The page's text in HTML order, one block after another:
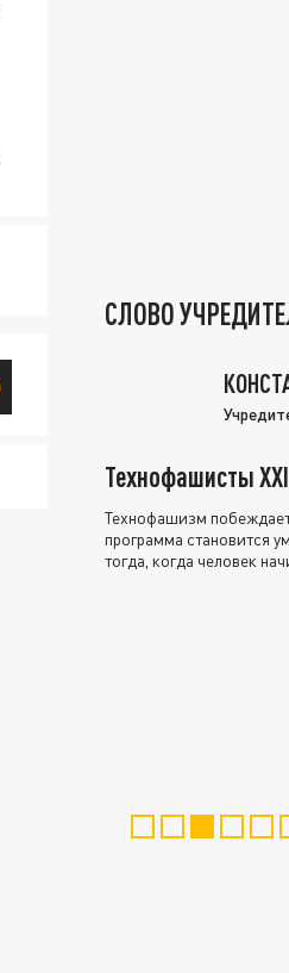
СЛОВО
Технофашисты
Технофашизм
программа становится
тогда, когда человек